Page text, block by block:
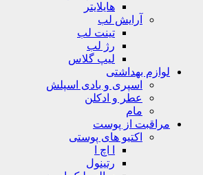
هایلایتر
آرایش لب
تینت لب
رژ لب
لیپ گلاس
لوازم بهداشتی
اسپری و بادی اسپلش
عطر و ادکلن
مام
مراقبت از پوست
اکتیو های پوستی
ا اچ ا
رتینول